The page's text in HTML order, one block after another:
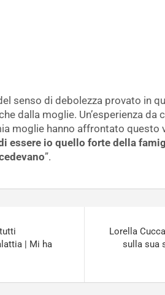
senso di debolezza provato in
dalla moglie. Un’esperienza da
moglie hanno affrontato questo
essere io quello forte della
”.
| Mi ha
Lorella
sulla sua